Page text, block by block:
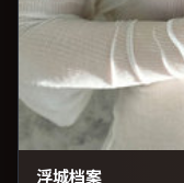
浮城档案